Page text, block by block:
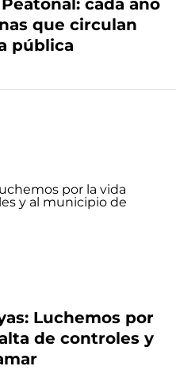
cada año
que circulan
pública
Luchemos por
de controles y